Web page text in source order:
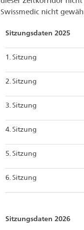
Swissmedic nicht
Sitzungsdaten 2025
1. Sitzung
2. Sitzung
3. Sitzung
4. Sitzung
5. Sitzung
6. Sitzung
Sitzungsdaten 2026